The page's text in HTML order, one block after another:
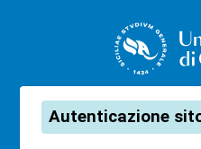
CAS
Autenticazione